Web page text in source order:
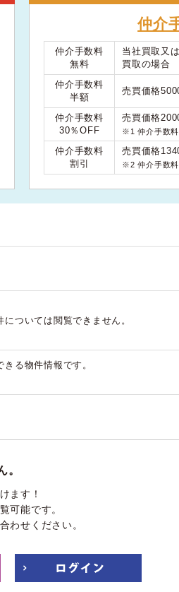
仲介
仲介手数料
無料
当社買取又
買取の場合
仲介手数料
半額
売買価格
仲介手数料
30％OFF
売買価格
※1 仲介手数料
仲介手数料
割引
売買価格
※2 仲介手数料
ついては閲覧できません。
る物件情報です。
。
ます！
可能です。
わせください。